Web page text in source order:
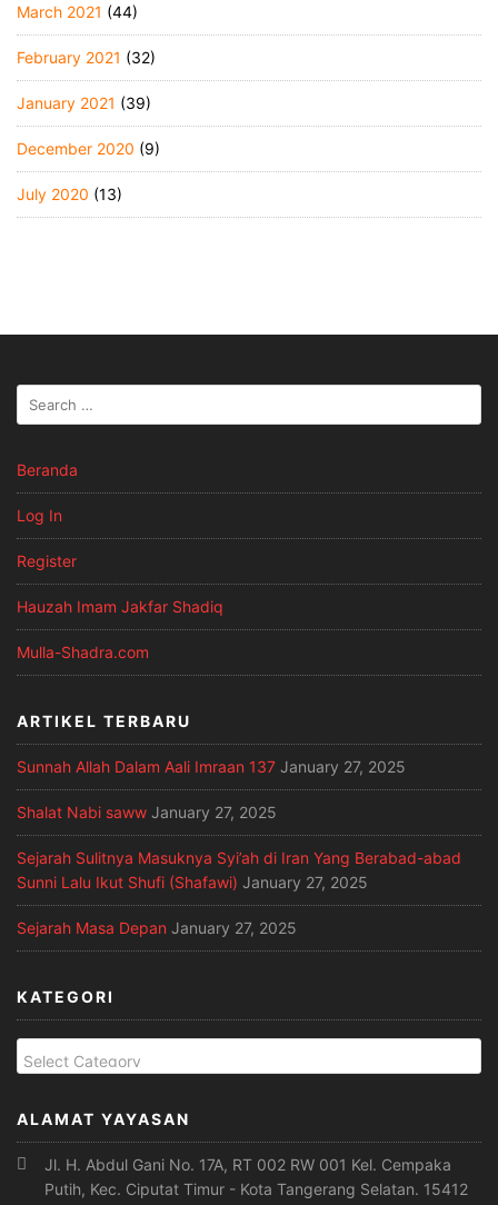
March 2021 (44)
February 2021 (32)
January 2021 (39)
December 2020 (9)
July 2020 (13)
Beranda
Log In
Register
Hauzah Imam Jakfar Shadiq
Mulla-Shadra.com
ARTIKEL TERBARU
Sunnah Allah Dalam Aali Imraan 137 January 27, 2025
Shalat Nabi saww January 27, 2025
Sejarah Sulitnya Masuknya Syi’ah di Iran Yang Berabad-abad
Sunni Lalu Ikut Shufi (Shafawi) January 27, 2025
Sejarah Masa Depan January 27, 2025
KATEGORI
ALAMAT YAYASAN
Jl. H. Abdul Gani No. 17A, RT 002 RW 001 Kel. Cempaka
Putih, Kec. Ciputat Timur - Kota Tangerang Selatan. 15412